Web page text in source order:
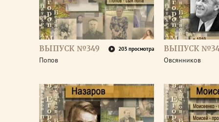
ВЫПУСК №349 203 просмотра
Попов
ВЫПУСК
Овсянников